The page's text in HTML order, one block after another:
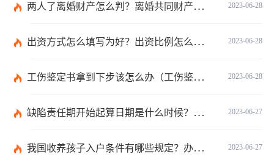
2023-06-28
两人了离婚财产怎么判？离婚共同财产有哪些？_焦点快报
2023-06-28
出资方式怎么填写为好？出资比例怎么填写？
2023-06-28
工伤鉴定书拿到下步该怎么办（工伤鉴定后要是对伤残等级结论不服怎么办）
2023-06-27
缺陷责任期开始起算日期是什么时候？缺陷责任终止证书签发的必要条件是什么？
2023-06-27
我国收养孩子入户条件有哪些规定？办理收养登记的事实收养情况有几种？